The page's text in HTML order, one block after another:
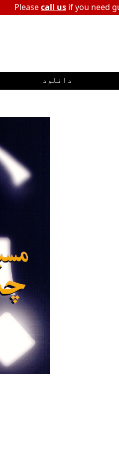
Pleasecall us if you need
دانلود